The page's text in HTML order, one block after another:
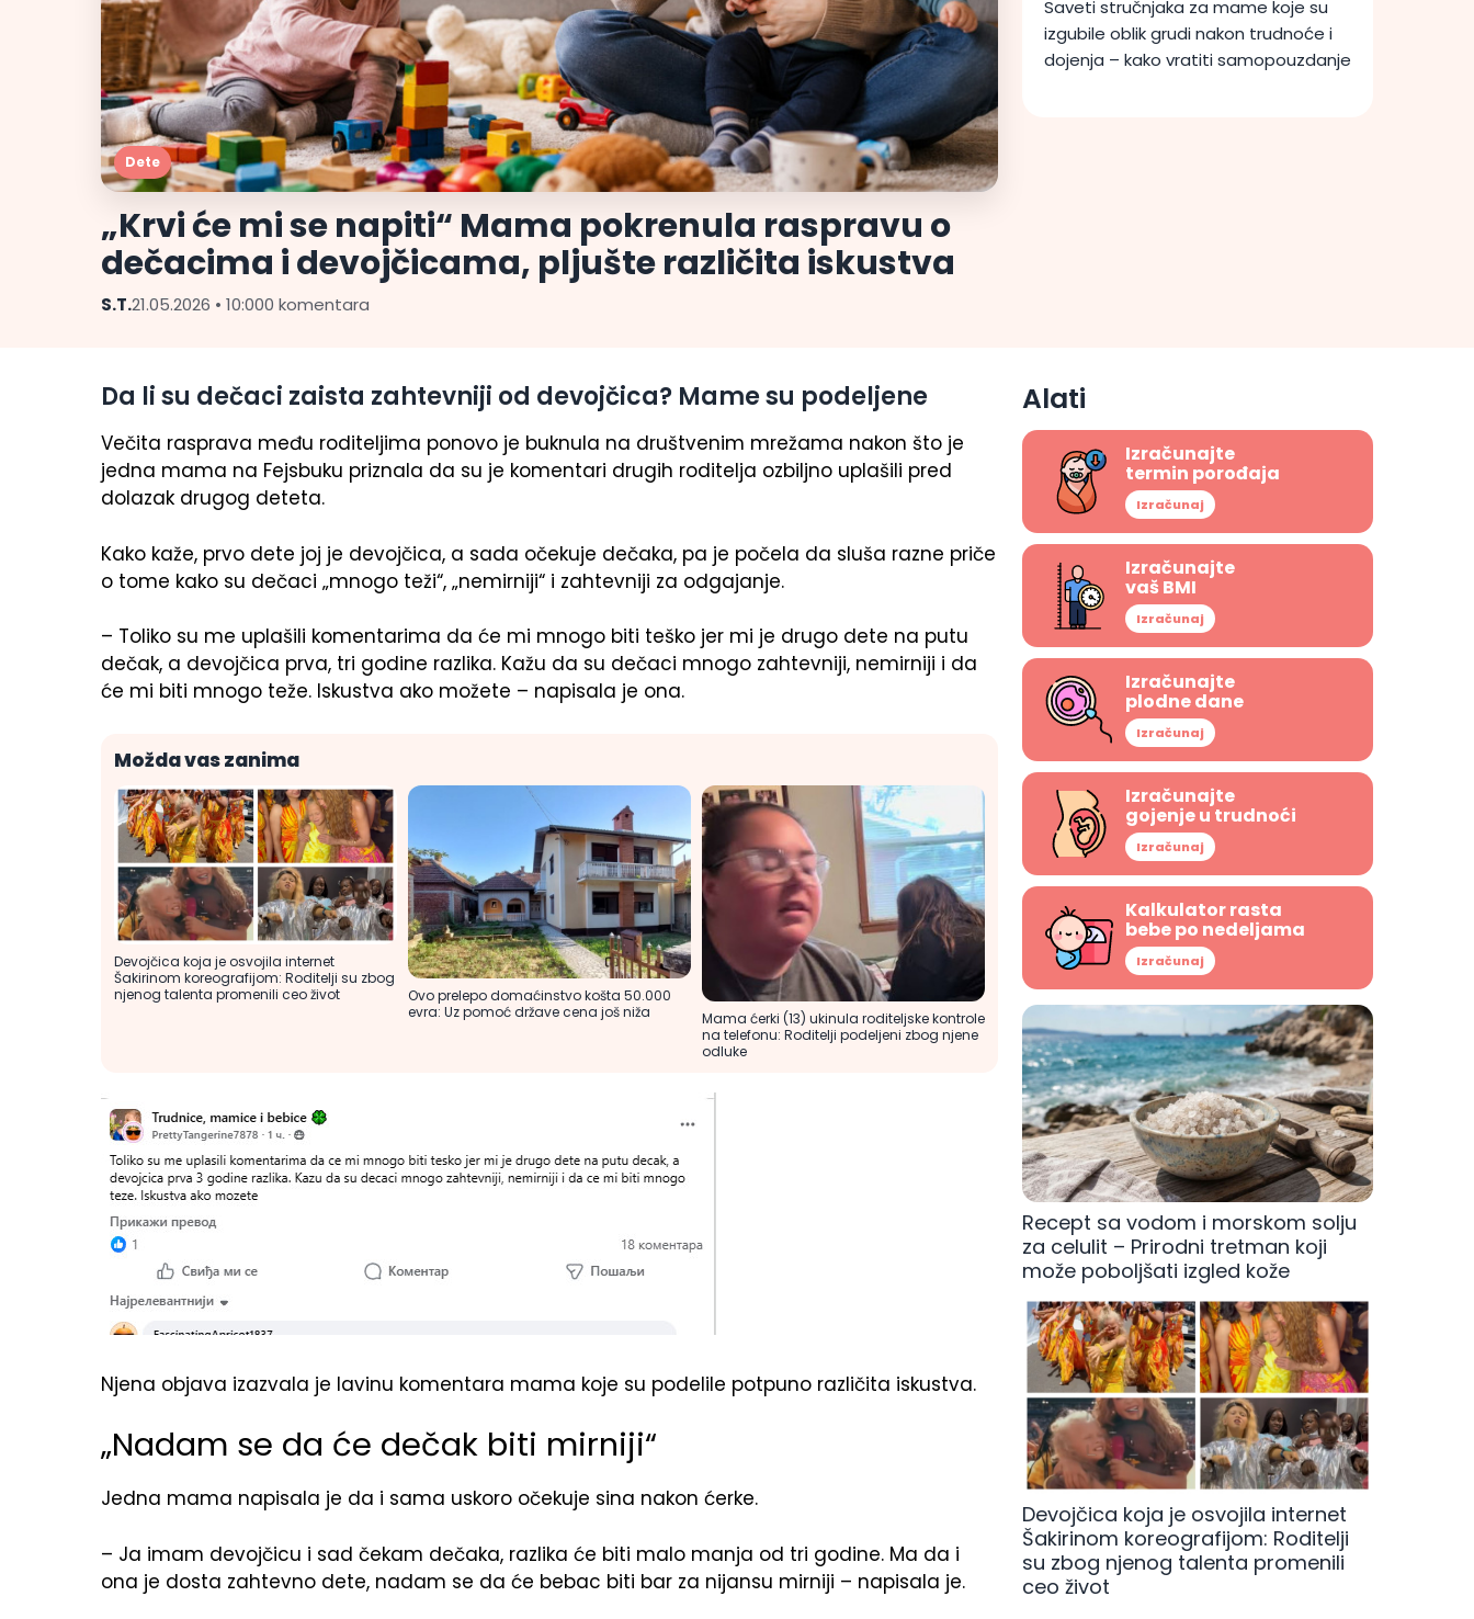
Dete
„Krvi će mi se napiti“ Mama pokrenula raspravu o
dečacima i devojčicama, pljušte različita iskustva
S.T.21.05.2026 • 10:000 komentara
Saveti stručnjaka za mame koje su
izgubile oblik grudi nakon trudnoće i
dojenja – kako vratiti samopouzdanje
Da li su dečaci zaista zahtevniji od devojčica? Mame su podeljene
Večita rasprava među roditeljima ponovo je buknula na društvenim mrežama nakon što je
jedna mama na Fejsbuku priznala da su je komentari drugih roditelja ozbiljno uplašili pred
dolazak drugog deteta.
Kako kaže, prvo dete joj je devojčica, a sada očekuje dečaka, pa je počela da sluša razne priče
o tome kako su dečaci „mnogo teži“, „nemirniji“ i zahtevniji za odgajanje.
– Toliko su me uplašili komentarima da će mi mnogo biti teško jer mi je drugo dete na putu
dečak, a devojčica prva, tri godine razlika. Kažu da su dečaci mnogo zahtevniji, nemirniji i da
će mi biti mnogo teže. Iskustva ako možete – napisala je ona.
Možda vas zanima
Devojčica koja je osvojila internet
Šakirinom koreografijom: Roditelji su zbog
njenog talenta promenili ceo život
Ovo prelepo domaćinstvo košta 50.000
evra: Uz pomoć države cena još niža
Mama ćerki (13) ukinula roditeljske kontrole
na telefonu: Roditelji podeljeni zbog njene
odluke
Njena objava izazvala je lavinu komentara mama koje su podelile potpuno različita iskustva.
„Nadam se da će dečak biti mirniji“
Jedna mama napisala je da i sama uskoro očekuje sina nakon ćerke.
– Ja imam devojčicu i sad čekam dečaka, razlika će biti malo manja od tri godine. Ma da i
ona je dosta zahtevno dete, nadam se da će bebac biti bar za nijansu mirniji – napisala je.
Alati
Izračunajte
termin porođaja
Izračunaj
Izračunajte
vaš BMI
Izračunaj
Izračunajte
plodne dane
Izračunaj
Izračunajte
gojenje u trudnoći
Izračunaj
Kalkulator rasta
bebe po nedeljama
Izračunaj
Recept sa vodom i morskom solju
za celulit – Prirodni tretman koji
može poboljšati izgled kože
Devojčica koja je osvojila internet
Šakirinom koreografijom: Roditelji
su zbog njenog talenta promenili
ceo život